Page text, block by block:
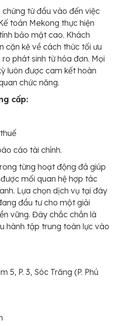
từ đầu vào đến việc
toán Mekong thực hiện
bảo mật cao. Khách
cặn kẽ về cách thức tối ưu
phát sinh từ hóa đơn. Mọi
luôn được cam kết hoàn
chức năng.
cấp:
cáo tài chính.
từng hoạt động đã giúp
mối quan hệ hợp tác
Lựa chọn dịch vụ tại đây
đầu tư cho một giải
vững. Đây chắc chắn là
hành tập trung toàn lực vào
5, P. 3, Sóc Trăng (P. Phú